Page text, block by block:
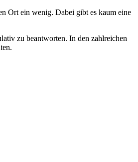
Ort ein wenig. Dabei gibt es kaum eine
zu beantworten. In den zahlreichen